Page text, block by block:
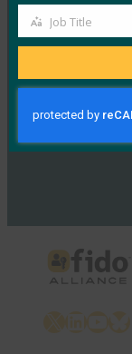
FIDO
5月 21, 2024
2024年4月24
Read More →
Job
Job Title